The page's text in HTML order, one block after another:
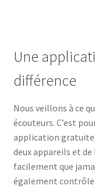
Une
différence
Nous veillons à ce
écouteurs. C’est
application
deux appareils et de
facilement que
également